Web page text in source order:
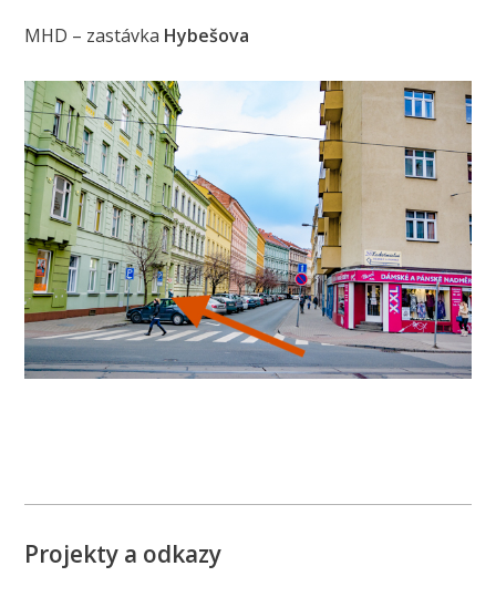
MHD – zastávka Hybešova
Projekty a odkazy